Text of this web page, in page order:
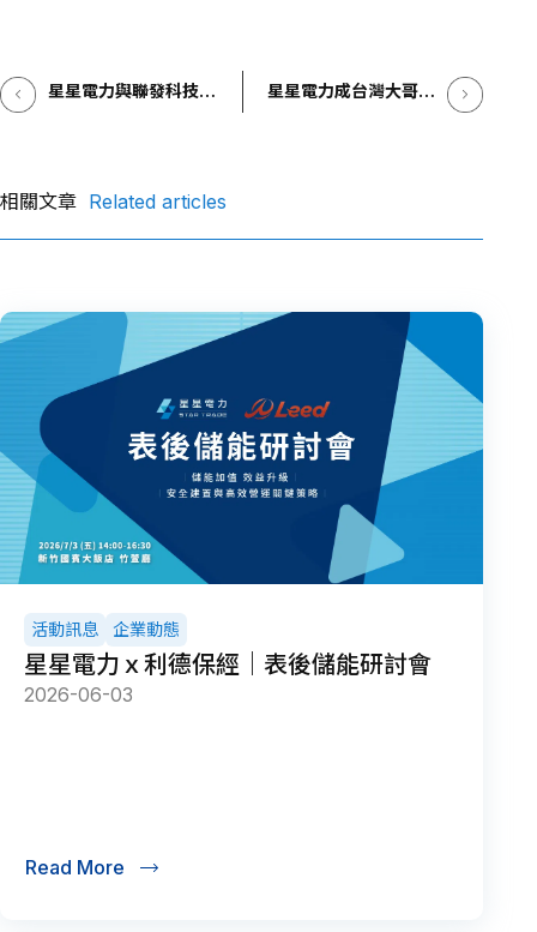
e
o
k
y
k
星星電力與聯發科技簽
星星電力成台灣大哥大
相關文章 Related articles
企業動態
活動訊息
星星電力ｘ利德保經｜表後儲能研討會
2026-06-03
Read More